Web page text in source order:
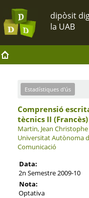
Estadístiques d'ús
Comprensió
tècnics II (Francès)
Martin, Jean Christophe
Universitat Autònoma
Comunicació
Data:
2n Semestre 2009-10
Nota:
Optativa